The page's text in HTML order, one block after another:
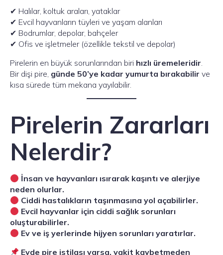
✔ Halılar, koltuk araları, yataklar
✔ Evcil hayvanların tüyleri ve yaşam alanları
✔ Bodrumlar, depolar, bahçeler
✔ Ofis ve işletmeler (özellikle tekstil ve depolar)
Pirelerin en büyük sorunlarından biri hızlı üremeleridir.
Bir dişi pire, günde 50’ye kadar yumurta bırakabilir ve
kısa sürede tüm mekana yayılabilir.
Pirelerin Zararları
Nelerdir?
İnsan ve hayvanları ısırarak kaşıntı ve alerjiye
neden olurlar.
Ciddi hastalıkların taşınmasına yol açabilirler.
Evcil hayvanlar için ciddi sağlık sorunları
oluşturabilirler.
Ev ve iş yerlerinde hijyen sorunları yaratırlar.
Evde pire istilası varsa, vakit kaybetmeden